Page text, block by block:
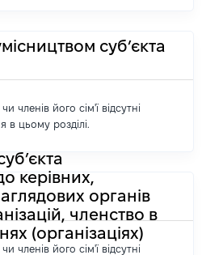
суб’єкта
членів його сім'ї відсутні
в цьому розділі.
керівних,
органів
членство в
(організаціях)
членів його сім'ї відсутні